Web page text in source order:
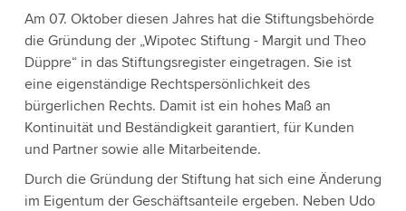
Am 07. Oktober diesen Jahres hat die Stiftungsbehörde
die Gründung der „Wipotec Stiftung - Margit und Theo
Düppre“ in das Stiftungsregister eingetragen. Sie ist
eine eigenständige Rechtspersönlichkeit des
bürgerlichen Rechts. Damit ist ein hohes Maß an
Kontinuität und Beständigkeit garantiert, für Kunden
und Partner sowie alle Mitarbeitende.
Durch die Gründung der Stiftung hat sich eine Änderung
im Eigentum der Geschäftsanteile ergeben. Neben Udo